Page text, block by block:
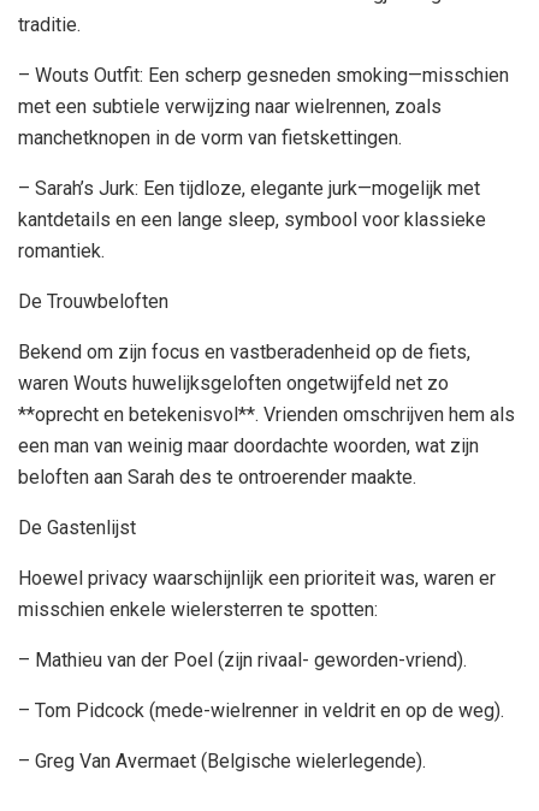
traditie.
– Wouts Outfit: Een scherp gesneden smoking—misschien
met een subtiele verwijzing naar wielrennen, zoals
manchetknopen in de vorm van fietskettingen.
– Sarah’s Jurk: Een tijdloze, elegante jurk—mogelijk met
kantdetails en een lange sleep, symbool voor klassieke
romantiek.
De Trouwbeloften
Bekend om zijn focus en vastberadenheid op de fiets,
waren Wouts huwelijksgeloften ongetwijfeld net zo
**oprecht en betekenisvol**. Vrienden omschrijven hem als
een man van weinig maar doordachte woorden, wat zijn
beloften aan Sarah des te ontroerender maakte.
De Gastenlijst
Hoewel privacy waarschijnlijk een prioriteit was, waren er
misschien enkele wielersterren te spotten:
– Mathieu van der Poel (zijn rivaal- geworden-vriend).
– Tom Pidcock (mede-wielrenner in veldrit en op de weg).
– Greg Van Avermaet (Belgische wielerlegende).